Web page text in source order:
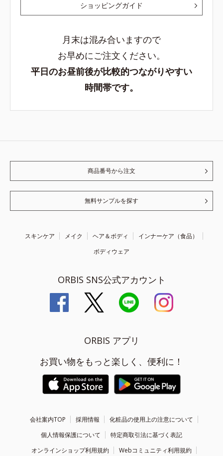
ショッピングガイド
月末は混み合いますので
お早めにご注文ください。
平日のお昼前後が比較的つながりやすい
時間帯です。
商品番号から注文
無料サンプルを探す
スキンケア メイク ヘア＆ボディ
インナーケア（食品）
ボディウェア
ORBIS SNS公式アカウント
ORBIS アプリ
お買い物をもっと楽しく、便利に！
会社案内TOP 採用情報
化粧品の使用上の注意について
個人情報保護について
特定商取引法に基づく表記
オンラインショップ利用規約
Webコミュニティ利用規約